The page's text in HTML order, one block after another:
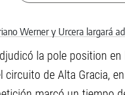
la pole position en
de Alta Gracia,